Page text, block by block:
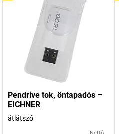
Pendrive tok, öntapadós –
EICHNER
átlátszó